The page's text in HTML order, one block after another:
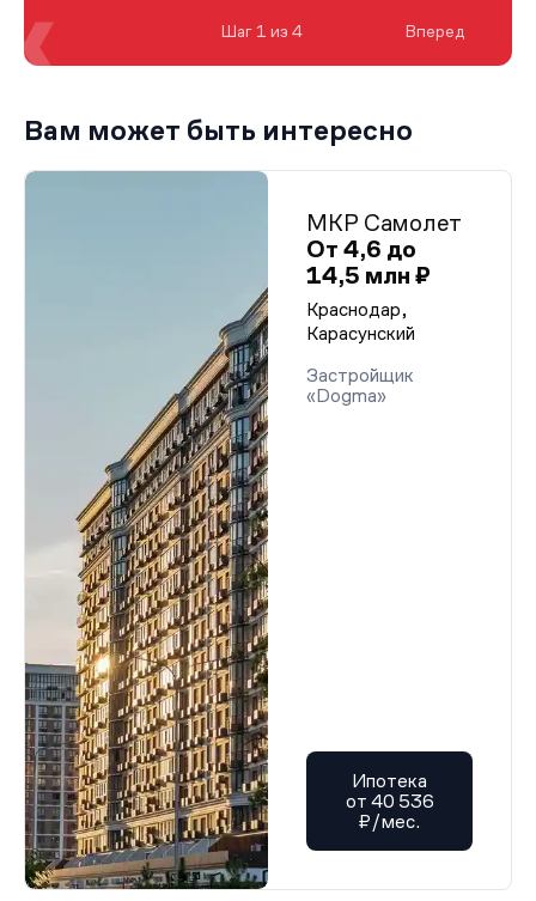
Шаг 1 из 4 Вперед
Вам может быть интересно
МКР Самолет
От 4,6 до
14,5 млн ₽
Краснодар,
Карасунский
Застройщик
«Dogma»
Ипотека
от 40 536
₽/мес.